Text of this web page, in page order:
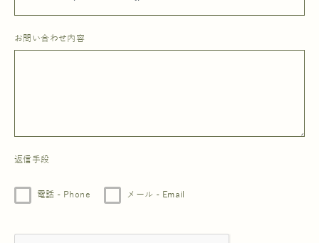
お問い合わせ内容
返信手段
電話 - Phone メール - Email